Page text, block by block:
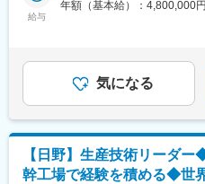
ーなども上位層を目指すこと
術であり、世界トップシェ
い注目を集めています。電
腫、糖尿病、あるいは異常
ニタリングの為、現在も今
場ニーズが見込まれます。
変更の範囲：会社の定める業
・弊社製品（免疫・生化学
器、システムなど）の薬事
リティマネジメントグルー
・製品導入関連部署（
ム、メディカルチームなど）
を立案
給与
年額（基本給）：4,800,000
有無＞有＜残業手当＞有＜
定します。賃金はあくまで
下する可能性があります。月
す。
気になる
【日野】生産技術リーダ
幹工場で経験を積める◆世